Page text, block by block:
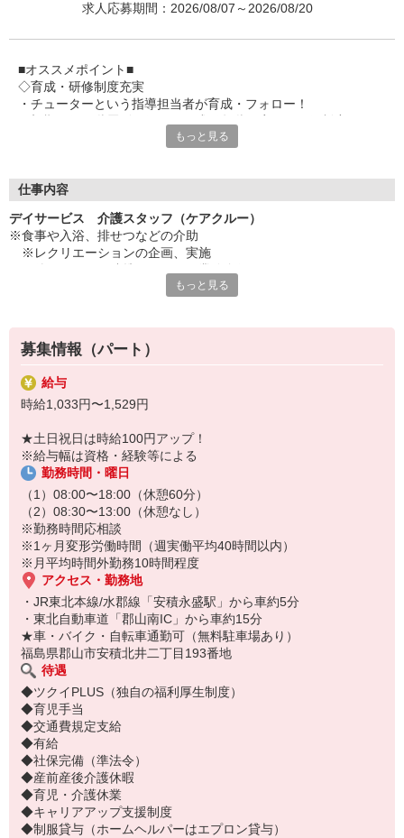
求人応募期間：2026/08/07～2026/08/20
■オススメポイント■
◇育成・研修制度充実
・チューターという指導担当者が育成・フォロー！
・キャリアアップ支援制度を活用して働きながら資格取得が可能
・ツクイ独自の福祉厚生制度でプライベートも充実
・子育て支援の福利厚生制度あり！子育てと仕事の両立を応援◎
・スタッフ何でも相談窓口やライフキャリア相談など、各相談窓
口あり
◇頑張った分、スタッフに還元！
・パートは特別手当の支給あり
もっと見る
仕事内容
デイサービス 介護スタッフ（ケアクルー）
※食事や入浴、排せつなどの介助
※レクリエーションの企画、実施
★＼サービス・職種の魅力／
「今私たちに求められていることは何だろう」「どんな工夫をした
ら喜んでいただけるだろう」他職種で連携しながら創意工夫し支援
していきます。感謝の言葉を直接いただけたり、信頼関係を築いて
いくことができます。日勤のみで働け介護度も比較的高くないた
もっと見る
募集情報（パート）
給与
時給1,033円〜1,529円
★土日祝日は時給100円アップ！
※給与幅は資格・経験等による
勤務時間・曜日
（1）08:00〜18:00（休憩60分）
（2）08:30〜13:00（休憩なし）
※勤務時間応相談
※1ヶ月変形労働時間（週実働平均40時間以内）
※月平均時間外勤務10時間程度
アクセス・勤務地
・JR東北本線/水郡線「安積永盛駅」から車約5分
・東北自動車道「郡山南IC」から車約15分
★車・バイク・自転車通勤可（無料駐車場あり）
福島県郡山市安積北井二丁目193番地
待遇
◆ツクイPLUS（独自の福利厚生制度）
◆育児手当
◆交通費規定支給
◆有給
◆社保完備（準法令）
◆産前産後介護休暇
◆育児・介護休業
◆キャリアアップ支援制度
◆制服貸与（ホームヘルパーはエプロン貸与）